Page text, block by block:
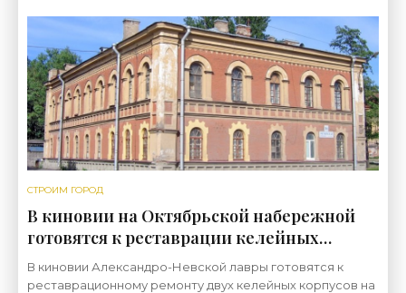
СТРОИМ ГОРОД
В киновии на Октябрьской набережной
готовятся к реставрации келейных
корпусов - «Свежие новости
строительства»
В киновии Александро-Невской лавры готовятся к
реставрационному ремонту двух келейных корпусов на